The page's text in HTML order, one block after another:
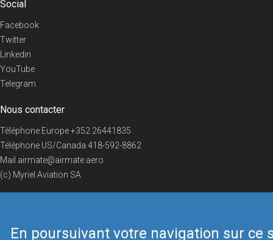
En poursuivant votre navigation sur ce
Social
Facebook
Twitter
Linkedin
YouTube
Telegram
Nous contacter
Téléphone Europe+352 26441835
Téléphone US/Canada 418-592-8862
Mail airmate@airmate.aero
(c) Myriel Aviation SA
© 2019 Airmate -Conditions d'utilisation-Vie privée Back to top